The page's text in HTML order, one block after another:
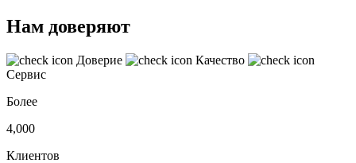
Нам доверяют
Доверие
Качество
Сервис
Более
4,000
Клиентов